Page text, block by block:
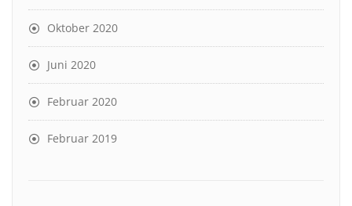
Oktober 2020
Juni 2020
Februar 2020
Februar 2019